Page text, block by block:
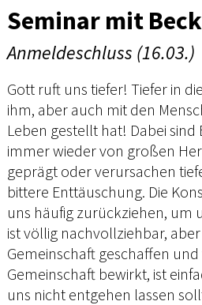
Seminar mit
Anmeldeschluss (16.03.)
Gott ruft uns tiefer! Tiefer in
ihm, aber auch mit den
Leben gestellt hat! Dabei
immer wieder von großen
geprägt oder verursachen
bittere Enttäuschung. Die
uns häufig zurückziehen, um
ist völlig nachvollziehbar,
Gemeinschaft geschaffen
Gemeinschaft bewirkt, ist
uns nicht entgehen lassen